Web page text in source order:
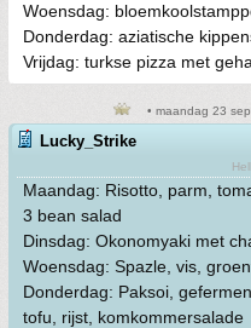
Woensdag:
Donderdag: aziatische
Vrijdag: turkse pizza met
• maandag 23
Lucky_Strike
Maandag: Risotto, parm,
3 bean salad
Dinsdag: Okonomyaki met
Woensdag: Spazle, vis,
Donderdag: Paksoi,
tofu, rijst, komkommersalade